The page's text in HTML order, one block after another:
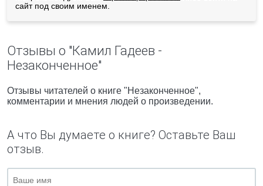
сайт под своим именем.
Отзывы о "Камил Гадеев -
Незаконченное"
Отзывы читателей о книге "Незаконченное",
комментарии и мнения людей о произведении.
А что Вы думаете о книге? Оставьте Ваш
отзыв.